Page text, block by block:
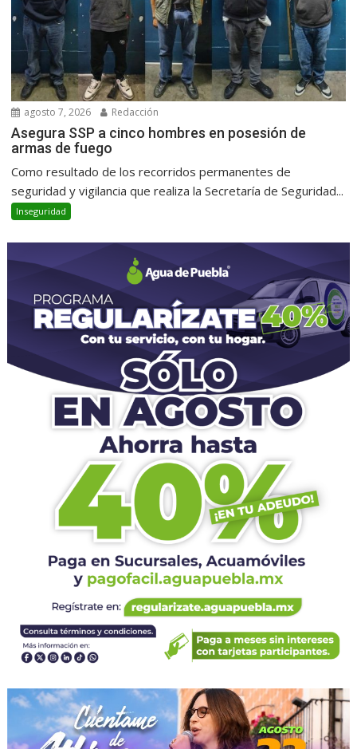
agosto 7, 2026 Redacción
Asegura SSP a cinco hombres en posesión de
armas de fuego
Como resultado de los recorridos permanentes de
seguridad y vigilancia que realiza la Secretaría de Seguridad...
Inseguridad